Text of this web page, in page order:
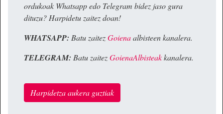
ordukoak Whatsapp edo Telegram bidez jaso gura
dituzu? Harpidetu zaitez doan!
WHATSAPP: Batu zaitezGoienaalbisteen kanalera.
TELEGRAM: Batu zaitezGoienaAlbisteakkanalera.
Harpidetza aukera guztiak